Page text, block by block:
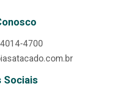
4700
Sociais